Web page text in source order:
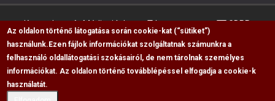
Kapcsolat Médiaajánlat Impresszum GDPR
RSS
Copyright © 2009-2026, Flag Polgári Magazin saját
Az oldalon történő látogatása során cookie-kat (“sütiket”)
használunk. Ezen fájlok információkat szolgáltatnak számunkra a
felhasználó oldallátogatási szokásairól, de nem tárolnak személyes
információkat. Az oldalon történő továbblépéssel elfogadja a cookie-k
használatát.